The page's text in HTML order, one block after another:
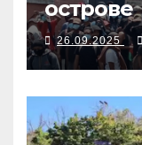
острове
26.09.2025